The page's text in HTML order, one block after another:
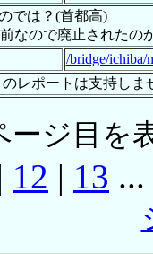
では？(首都高)
なので廃止されたの
/bridge/ichiba/
レポートは支持しま
ージ目を
| 12 | 13 ...